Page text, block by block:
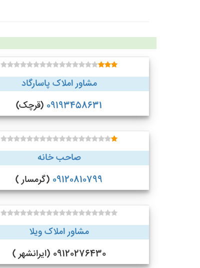
مشاور املاک پاسارگاد
09193458631 (قرچک)
صاحب خانه
09120810799 (گرمسار )
مشاور املاک ویلا
09120276430 (ایرانشهر )